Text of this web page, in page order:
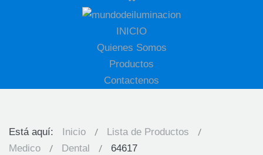
INICIO
Quienes Somos
Productos
Contactenos
Está aquí: Inicio
Lista de Productos
Medico
Dental 64617